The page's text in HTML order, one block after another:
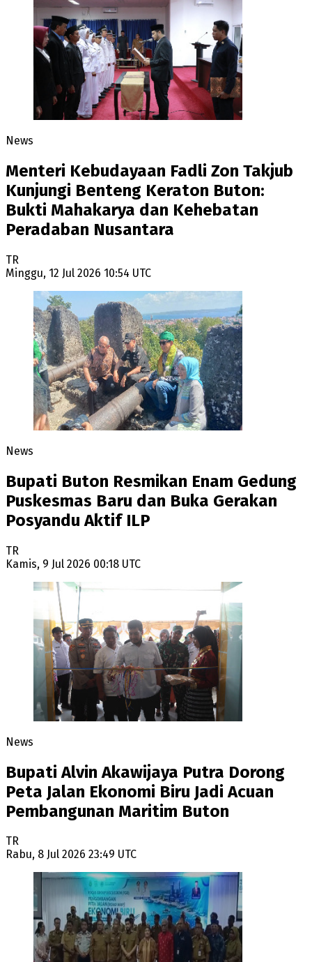
News
Menteri Kebudayaan Fadli Zon Takjub
Kunjungi Benteng Keraton Buton:
Bukti Mahakarya dan Kehebatan
Peradaban Nusantara
TR
Minggu, 12 Jul 2026 10:54 UTC
News
Bupati Buton Resmikan Enam Gedung
Puskesmas Baru dan Buka Gerakan
Posyandu Aktif ILP
TR
Kamis, 9 Jul 2026 00:18 UTC
News
Bupati Alvin Akawijaya Putra Dorong
Peta Jalan Ekonomi Biru Jadi Acuan
Pembangunan Maritim Buton
TR
Rabu, 8 Jul 2026 23:49 UTC